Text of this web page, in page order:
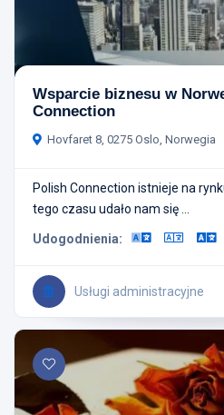
Wsparcie biznesu w
Connection
Hovfaret 8, 0275 Oslo, Norwegia
Polish Connection istnieje na
tego czasu udało nam się ...
Udogodnienia:
Usługi administracyjne